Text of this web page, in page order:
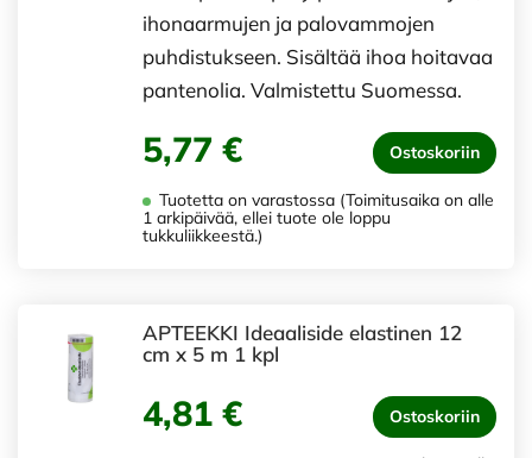
ihonaarmujen ja palovammojen
puhdistukseen. Sisältää ihoa hoitavaa
pantenolia. Valmistettu Suomessa.
5,77 € Ostoskoriin
Tuotetta on varastossa (Toimitusaika on alle
1 arkipäivää, ellei tuote ole loppu
tukkuliikkeestä.)
APTEEKKI Ideaaliside elastinen 12
cm x 5 m 1 kpl
4,81 € Ostoskoriin